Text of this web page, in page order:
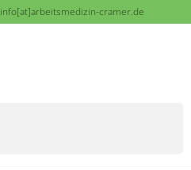
info[at]arbeitsmedizin-cramer.de